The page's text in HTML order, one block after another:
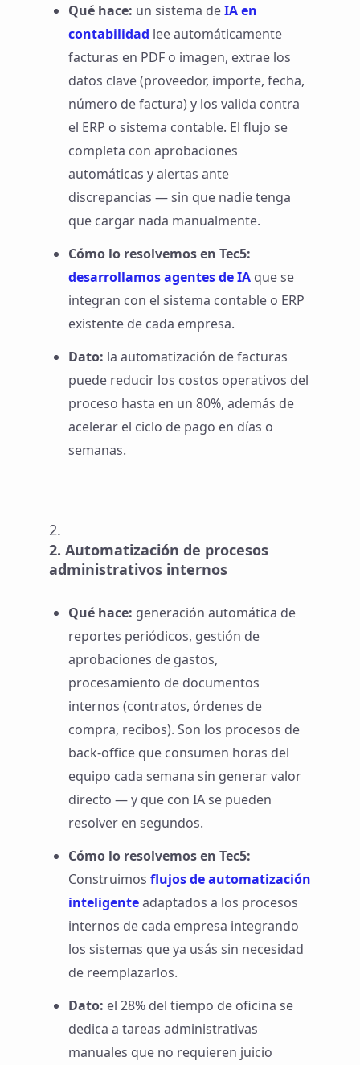
Qué hace: un sistema deIA en
contabilidad lee automáticamente
facturas en PDF o imagen, extrae los
datos clave (proveedor, importe, fecha,
número de factura) y los valida contra
el ERP o sistema contable. El flujo se
completa con aprobaciones
automáticas y alertas ante
discrepancias — sin que nadie tenga
que cargar nada manualmente.
Cómo lo resolvemos en Tec5:
desarrollamos agentes de IAque se
integran con el sistema contable o ERP
existente de cada empresa.
Dato: la automatización de facturas
puede reducir los costos operativos del
proceso hasta en un 80%, además de
acelerar el ciclo de pago en días o
semanas.
Automatización de procesos
administrativos internos
Qué hace: generación automática de
reportes periódicos, gestión de
aprobaciones de gastos,
procesamiento de documentos
internos (contratos, órdenes de
compra, recibos). Son los procesos de
back-office que consumen horas del
equipo cada semana sin generar valor
directo — y que con IA se pueden
resolver en segundos.
Cómo lo resolvemos en Tec5:
Construimos flujos de automatización
inteligenteadaptados a los procesos
internos de cada empresa integrando
los sistemas que ya usás sin necesidad
de reemplazarlos.
Dato: el 28% del tiempo de oficina se
dedica a tareas administrativas
manuales que no requieren juicio